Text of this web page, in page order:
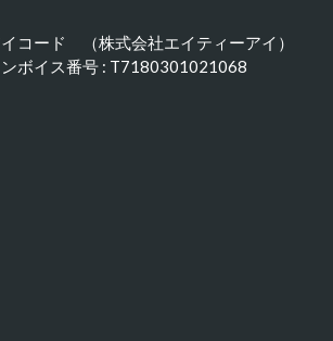
コード （株式会社エイティーアイ）
ボイス番号 : T7180301021068